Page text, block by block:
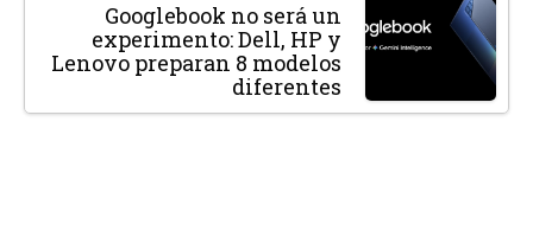
Googlebook no será un
experimento: Dell, HP y
Lenovo preparan 8 modelos
diferentes